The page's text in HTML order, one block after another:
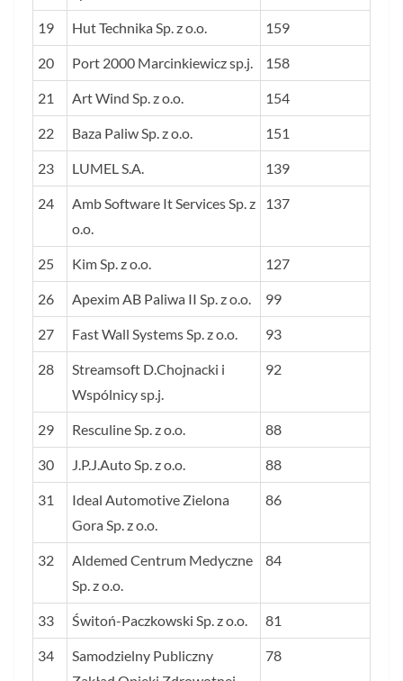
19 Hut Technika Sp. z o.o. 159
20 Port 2000 Marcinkiewicz sp.j. 158
21 Art Wind Sp. z o.o. 154
22 Baza Paliw Sp. z o.o. 151
23 LUMEL S.A. 139
24
Amb Software It Services Sp. z
o.o.
137
25 Kim Sp. z o.o. 127
26 Apexim AB Paliwa II Sp. z o.o. 99
27 Fast Wall Systems Sp. z o.o. 93
28
Streamsoft D.Chojnacki i
Wspólnicy sp.j.
92
29 Resculine Sp. z o.o. 88
30 J.P.J.Auto Sp. z o.o. 88
31
Ideal Automotive Zielona
Gora Sp. z o.o.
86
32
Aldemed Centrum Medyczne
Sp. z o.o.
84
33 Świtoń-Paczkowski Sp. z o.o. 81
34
Samodzielny Publiczny
78